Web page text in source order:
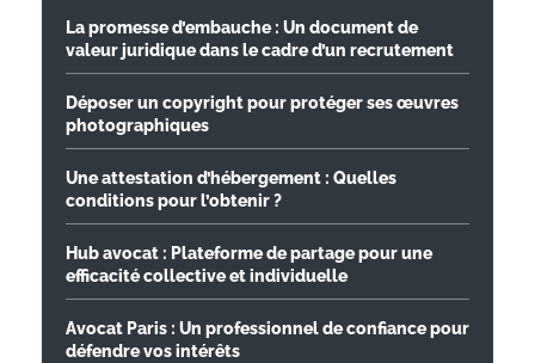
La promesse d’embauche : Un document de
valeur juridique dans le cadre d’un recrutement
Déposer un copyright pour protéger ses œuvres
photographiques
Une attestation d’hébergement : Quelles
conditions pour l’obtenir ?
Hub avocat : Plateforme de partage pour une
efficacité collective et individuelle
Avocat Paris : Un professionnel de confiance pour
défendre vos intérêts